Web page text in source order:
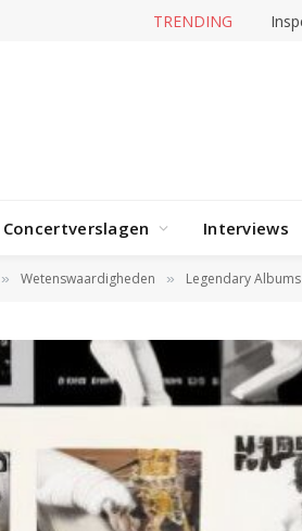
TRENDING
Concertverslagen Interviews
» Wetenswaardigheden » Legendary Albums